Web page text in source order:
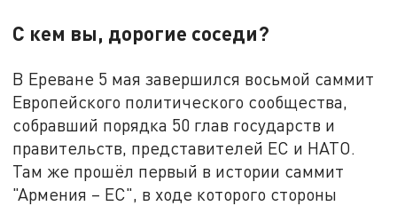
С кем вы, дорогие соседи?
В Ереване 5 мая завершился восьмой саммит
Европейского политического сообщества,
собравший порядка 50 глав государств и
правительств, представителей ЕС и НАТО.
Там же прошёл первый в истории саммит
"Армения – ЕС", в ходе которого стороны